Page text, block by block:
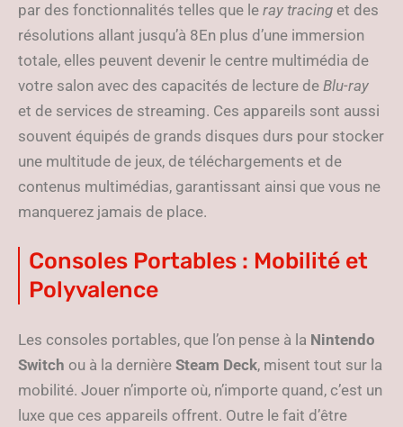
par des fonctionnalités telles que le ray tracing et des
résolutions allant jusqu’à 8En plus d’une immersion
totale, elles peuvent devenir le centre multimédia de
votre salon avec des capacités de lecture de Blu-ray
et de services de streaming. Ces appareils sont aussi
souvent équipés de grands disques durs pour stocker
une multitude de jeux, de téléchargements et de
contenus multimédias, garantissant ainsi que vous ne
manquerez jamais de place.
Consoles Portables : Mobilité et
Polyvalence
Les consoles portables, que l’on pense à la Nintendo
Switch ou à la dernière Steam Deck, misent tout sur la
mobilité. Jouer n’importe où, n’importe quand, c’est un
luxe que ces appareils offrent. Outre le fait d’être